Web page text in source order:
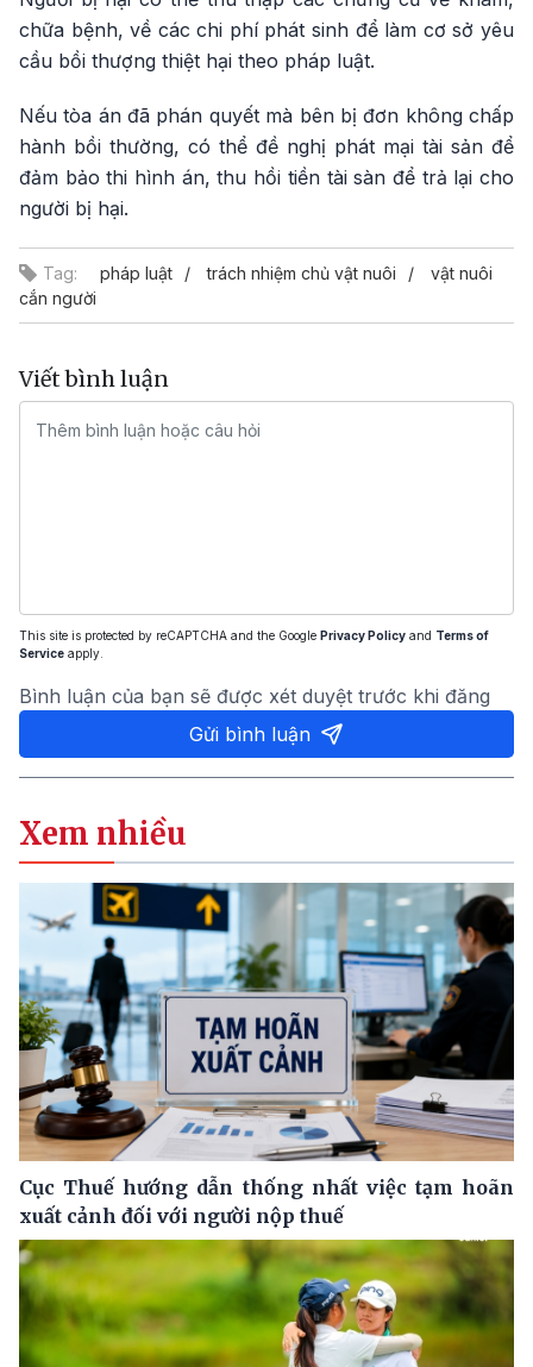
chữa bệnh, về các chi phí phát sinh để làm cơ sở yêu
cầu bồi thượng thiệt hại theo pháp luật.
Nếu tòa án đã phán quyết mà bên bị đơn không chấp
hành bồi thường, có thể đề nghị phát mại tài sản để
đảm bảo thi hình án, thu hồi tiền tài sàn để trả lại cho
người bị hại.
Tag: pháp luật trách nhiệm chủ vật nuôi
vật nuôi
cắn người
Viết bình luận
This site is protected by reCAPTCHA and the Google Privacy Policy and Terms of
Service apply.
Bình luận của bạn sẽ được xét duyệt trước khi đăng
Gửi bình luận
Xem nhiều
Cục Thuế hướng dẫn thống nhất việc tạm hoãn
xuất cảnh đối với người nộp thuế